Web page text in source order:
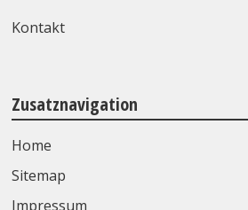
Kontakt
Zusatznavigation
Home
Sitemap
Impressum